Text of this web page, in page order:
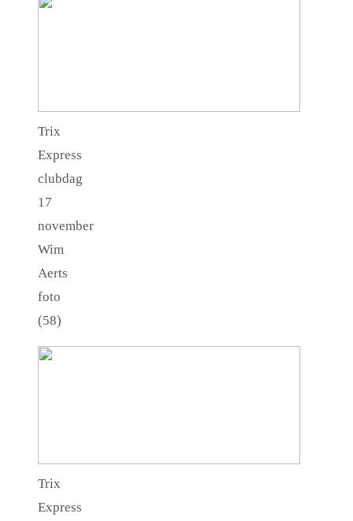
Trix
Express
clubdag
17
november
Wim
Aerts
foto
(58)
Trix
Express